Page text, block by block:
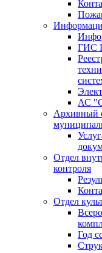
ГИС
АС
Архивный
Отдел
контроля
Отдел
Год